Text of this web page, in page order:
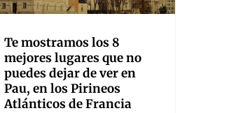
Te mostramos los 8
mejores lugares que no
puedes dejar de ver en
Pau, en los Pirineos
Atlánticos de Francia